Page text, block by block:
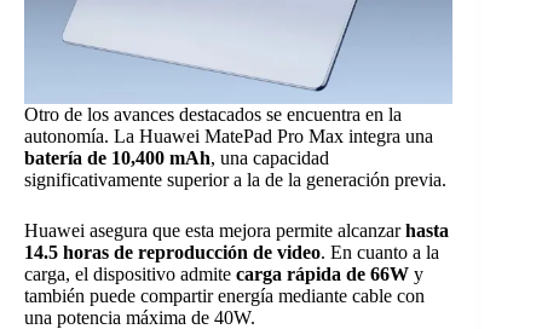
Otro de los avances destacados se encuentra en la
autonomía. La Huawei MatePad Pro Max integra una
batería de 10,400 mAh, una capacidad
significativamente superior a la de la generación previa.
Huawei asegura que esta mejora permite alcanzarhasta
14.5 horas de reproducción de video. En cuanto a la
carga, el dispositivo admite carga rápida de 66W y
también puede compartir energía mediante cable con
una potencia máxima de 40W.